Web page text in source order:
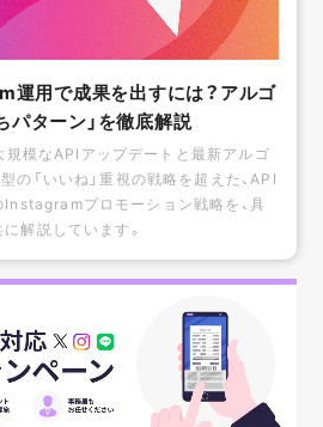
用で成果を出すには？アルゴ
パターン」を徹底解説
規模なAPIアップデートと最新アルゴ
の「いいね」重視の戦略を超えた、API
プロモーション戦略を、具
解説しています。